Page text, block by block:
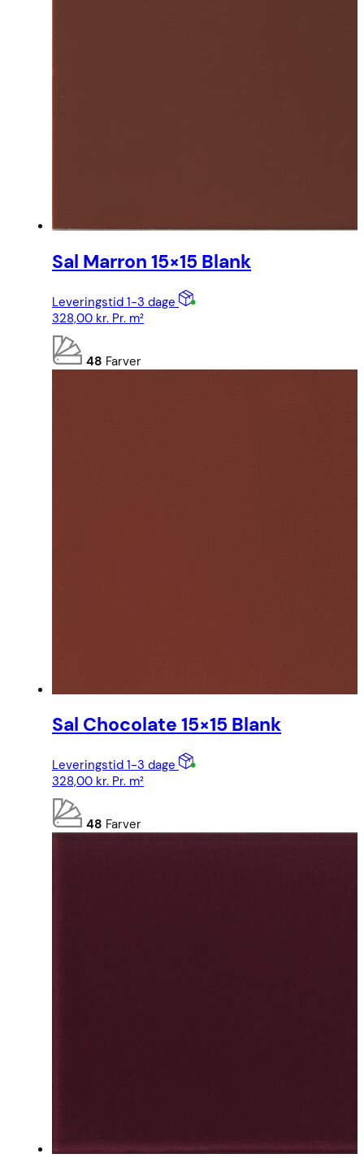
Sal Marron 15×15 Blank
Leveringstid 1-3 dage
328,00 kr. Pr. m²
48 Farver
Sal Chocolate 15×15 Blank
Leveringstid 1-3 dage
328,00 kr. Pr. m²
48 Farver